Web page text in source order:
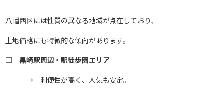
八幡西区には性質の異なる地域が点在しており、
土地価格にも特徴的な傾向があります。
□ 黒崎駅周辺・駅徒歩圏エリア
→ 利便性が高く、人気も安定。